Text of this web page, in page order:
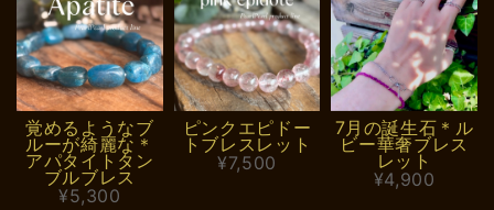
覚めるようなブ
ルーが綺麗な＊
アパタイトタン
ブルブレス
¥5,300
ピンクエピドー
トブレスレット
¥7,500
7月の誕生石＊ル
ビー華奢ブレス
レット
¥4,900